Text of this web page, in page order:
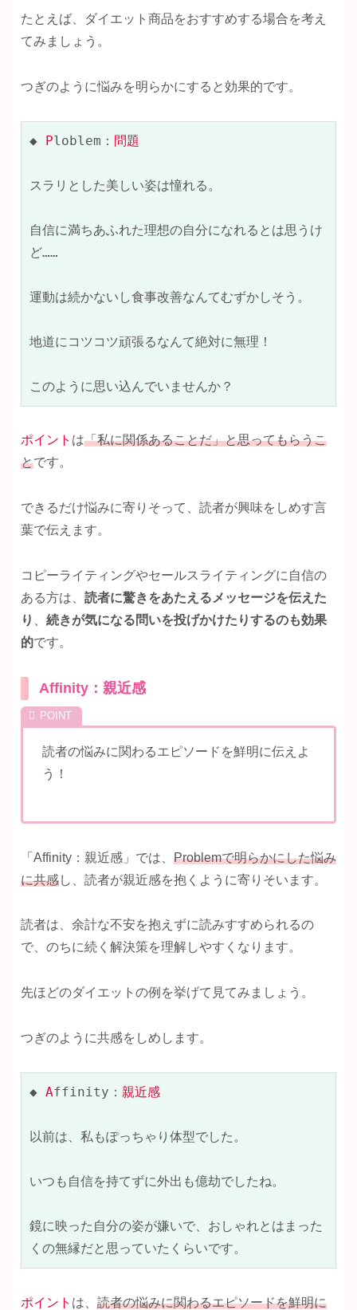
たとえば、ダイエット商品をおすすめする場合を考え
てみましょう。
つぎのように悩みを明らかにすると効果的です。
◆ Ploblem： 問題
スラリとした美しい姿は憧れる。
自信に満ちあふれた理想の自分になれるとは思うけ
ど……
運動は続かないし食事改善なんてむずかしそう。
地道にコツコツ頑張るなんて絶対に無理！
このように思い込んでいませんか？
ポイント は「私に関係あることだ」と思ってもらうこ
とです。
できるだけ悩みに寄りそって、読者が興味をしめす言
葉で伝えます。
コピーライティングやセールスライティングに自信の
ある方は、 読者に驚きをあたえるメッセージを伝えた
り
続きが気になる問いを投げかけたりするのも効果
的です。
Affinity：親近感
読者の悩みに関わるエピソードを鮮明に伝えよ
う！
「Affinity：親近感」では、 Problemで明らかにした悩み
に共感し、読者が親近感を抱くように寄りそいます。
読者は、余計な不安を抱えずに読みすすめられるの
で、のちに続く解決策を理解しやすくなります。
先ほどのダイエットの例を挙げて見てみましょう。
つぎのように共感をしめします。
◆ Affinity： 親近感
以前は、私もぽっちゃり体型でした。
いつも自信を持てずに外出も億劫でしたね。
鏡に映った自分の姿が嫌いで、おしゃれとはまった
くの無縁だと思っていたくらいです。
ポイント は、 読者の悩みに関わるエピソードを鮮明に